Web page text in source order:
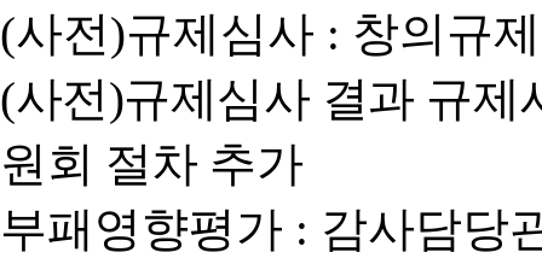
(사전)규제심사 : 창의규
(사전)규제심사 결과 규
원회 절차 추가
부패영향평가 : 감사담당